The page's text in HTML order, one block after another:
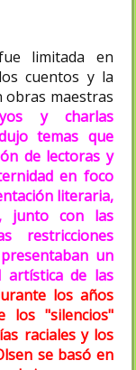
limitada en
cuentos y la
obras maestras
y charlas
temas que
de lectoras y
en foco
literaria,
junto con las
restricciones
un
artística de las
los años
los "silencios"
raciales y los
se basó en